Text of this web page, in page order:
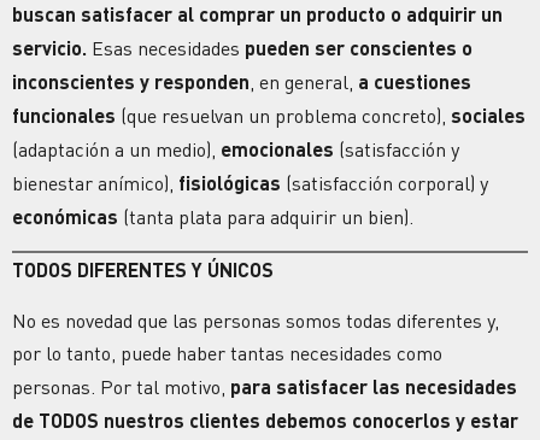
buscan satisfacer al comprar un producto o adquirir un
servicio. Esas necesidades pueden ser conscientes o
inconscientes y responden , en general, a cuestiones
funcionales (que resuelvan un problema concreto), sociales
(adaptación a un medio), emocionales (satisfacción y
bienestar anímico), fisiológicas (satisfacción corporal) y
económicas (tanta plata para adquirir un bien).
TODOS DIFERENTES Y ÚNICOS
No es novedad que las personas somos todas diferentes y,
por lo tanto, puede haber tantas necesidades como
personas. Por tal motivo, para satisfacer las necesidades
de TODOS nuestros clientes debemos conocerlos y estar